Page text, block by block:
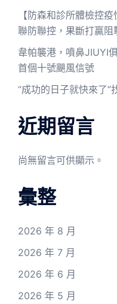
【防森和診所體檢控
聯防聯控，果斷打贏阻
韋帕襲港，噴鼻JIUYI
首個十號颶風信號
“成功的日子就快來了”
近期留言
尚無留言可供顯示。
彙整
2026 年 8 月
2026 年 7 月
2026 年 6 月
2026 年 5 月